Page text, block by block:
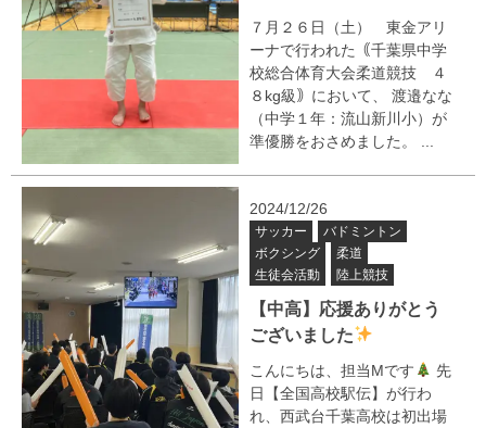
７月２６日（土） 東金アリ
ーナで行われた｟千葉県中学
校総合体育大会柔道競技 ４
８kg級｠において、 渡邉なな
（中学１年：流山新川小）が
準優勝をおさめました。 ...
2024/12/26
サッカー
バドミントン
ボクシング
柔道
生徒会活動
陸上競技
【中高】応援ありがとう
ございました
こんにちは、担当Mです
先
日【全国高校駅伝】が行わ
れ、西武台千葉高校は初出場